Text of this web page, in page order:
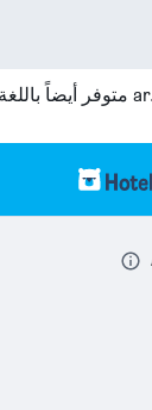
متوفر أيضاً